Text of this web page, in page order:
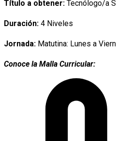
Título a obtener: Tecnólogo/a
Duración: 4 Niveles
Jornada: Matutina: Lunes a
Conoce la Malla Curricular: